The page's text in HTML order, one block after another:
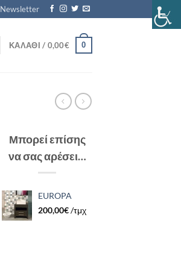
Newsletter
ΚΑΛΆΘΙ / 0,00€ 0
Μπορεί επίσης
να σας αρέσει…
EUROPA
200,00€/τμχ